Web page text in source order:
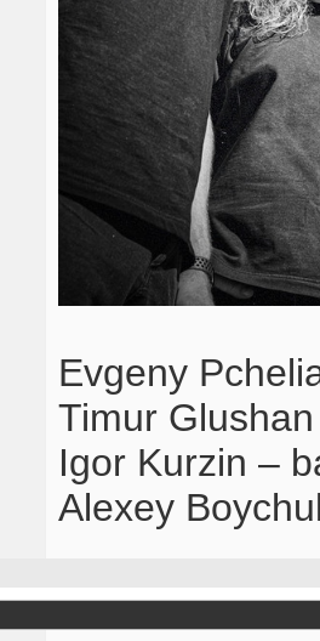
Evgeny
Timur
Igor Kurzin –
Alexey